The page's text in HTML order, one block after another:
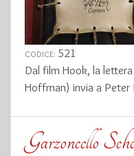
CODICE: 521
Dal film Hook, la
Hoffman) invia a Peter
Garzoncello